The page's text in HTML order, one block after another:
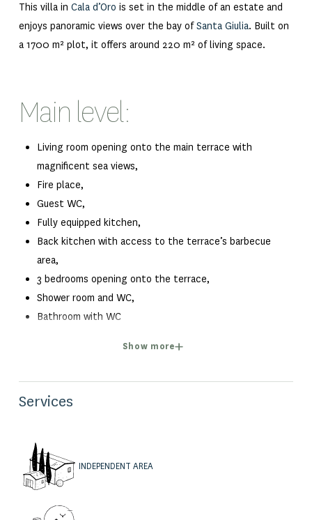
This villa in Cala d’Oro is set in the middle of an estate and
enjoys panoramic views over the bay ofSanta Giulia. Built on
a 1700 m² plot, it offers around 220 m² of living space.
Main level:
Living room opening onto the main terrace with
magnificent sea views,
Fire place,
Guest WC,
Fully equipped kitchen,
Back kitchen with access to the terrace’s barbecue
area,
3 bedrooms opening onto the terrace,
Shower room and WC,
Bathroom with WC
Upper level:
Separate WC.
Show more
Services
INDEPENDENT AREA